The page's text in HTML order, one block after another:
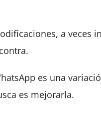
a veces
es una
es mejorarla.